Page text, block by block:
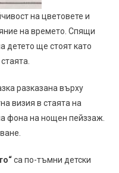
на цветовете и
на времето. Спящи
детето ще стоят като
разказана върху
визия в стаята на
фона на нощен пейззаж.
са по-тъмни детски